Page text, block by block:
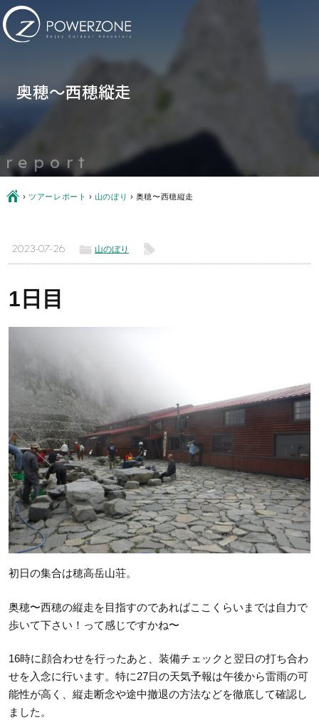
report
奥穂〜西穂縦走
Ç ›ツアーレポート › 山のぼり › 奥穂〜西穂縦走
2023-07-26 ë 山のぼり l
1日目
初日の集合は穂高岳山荘。
奥穂〜西穂の縦走を目指すのであればここくらいまでは自力で
歩いて下さい！って感じですかね〜
16時に顔合わせを行ったあと、装備チェックと翌日の打ち合わ
せを入念に行います。特に27日の天気予報は午後から雷雨の可
能性が高く、縦走断念や途中撤退の方法などを徹底して確認し
ました。